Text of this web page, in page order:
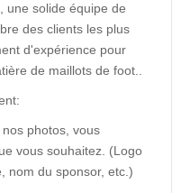
une solide équipe de
des clients les plus
d'expérience pour
de maillots de foot..
photos, vous
vous souhaitez. (Logo
nom du sponsor, etc.)